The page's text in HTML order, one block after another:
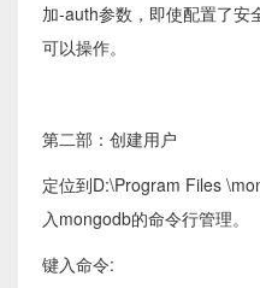
加-auth参数，即使配置了安
可以操作。
第二部：创建用户
定位到D:\Program Files
入mongodb的命令行管理。
键入命令: